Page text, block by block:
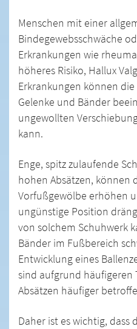
Menschen mit einer
Bindegewebsschwäche
Erkrankungen wie
höheres Risiko, Hallux
Erkrankungen können
Gelenke und Bänder
ungewollten
kann.
Enge, spitz zulaufende
hohen Absätzen, können
Vorfußgewölbe erhöhen
ungünstige Position
von solchem Schuhwerk
Bänder im Fußbereich
Entwicklung eines
sind aufgrund häufigeren
Absätzen häufiger
Daher ist es wichtig, dass